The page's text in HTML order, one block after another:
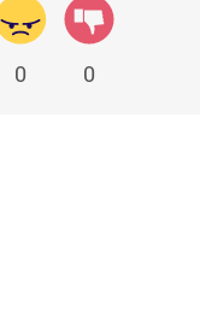
0 0